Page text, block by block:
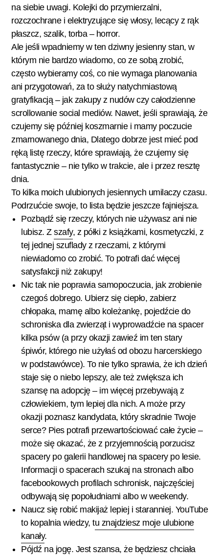
na siebie uwagi. Kolejki do przymierzalni,
rozczochrane i elektryzujące się włosy, lecący z rąk
płaszcz, szalik, torba – horror.
Ale jeśli wpadniemy w ten dziwny jesienny stan, w
którym nie bardzo wiadomo, co ze sobą zrobić,
często wybieramy coś, co nie wymaga planowania
ani przygotowań, za to służy natychmiastową
gratyfikacją – jak zakupy z nudów czy całodzienne
scrollowanie social mediów. Nawet, jeśli sprawiają, że
czujemy się później koszmarnie i mamy poczucie
zmarnowanego dnia, Dlatego dobrze jest mieć pod
ręką listę rzeczy, które sprawiają, że czujemy się
fantastycznie – nie tylko w trakcie, ale i przez resztę
dnia.
To kilka moich ulubionych jesiennych umilaczy czasu.
Podrzućcie swoje, to lista będzie jeszcze fajniejsza.
Pozbądź się rzeczy, których nie używasz ani nie
lubisz. Z szafy, z półki z książkami, kosmetyczki, z
tej jednej szuflady z rzeczami, z którymi
niewiadomo co zrobić. To potrafi dać więcej
satysfakcji niż zakupy!
Nic tak nie poprawia samopoczucia, jak zrobienie
czegoś dobrego. Ubierz się ciepło, zabierz
chłopaka, mamę albo koleżankę, pojedźcie do
schroniska dla zwierząt i wyprowadźcie na spacer
kilka psów (a przy okazji zawieź im ten stary
śpiwór, którego nie użyłaś od obozu harcerskiego
w podstawówce). To nie tylko sprawia, że ich dzień
staje się o niebo lepszy, ale też zwiększa ich
szansę na adopcję – im więcej przebywają z
człowiekiem, tym lepiej dla nich. A może przy
okazji poznasz kandydata, który skradnie Twoje
serce? Pies potrafi przewartościować całe życie –
może się okazać, że z przyjemnością porzucisz
spacery po galerii handlowej na spacery po lesie.
Informacji o spacerach szukaj na stronach albo
facebookowych profilach schronisk, najczęściej
odbywają się popołudniami albo w weekendy.
Naucz się robić makijaż lepiej i staranniej. YouTube
to kopalnia wiedzy, tu znajdziesz moje ulubione
kanały.
Pójdź na jogę. Jest szansa, że będziesz chciała